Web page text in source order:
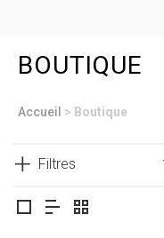
BOUTIQUE
Accueil > Boutique
Filtres